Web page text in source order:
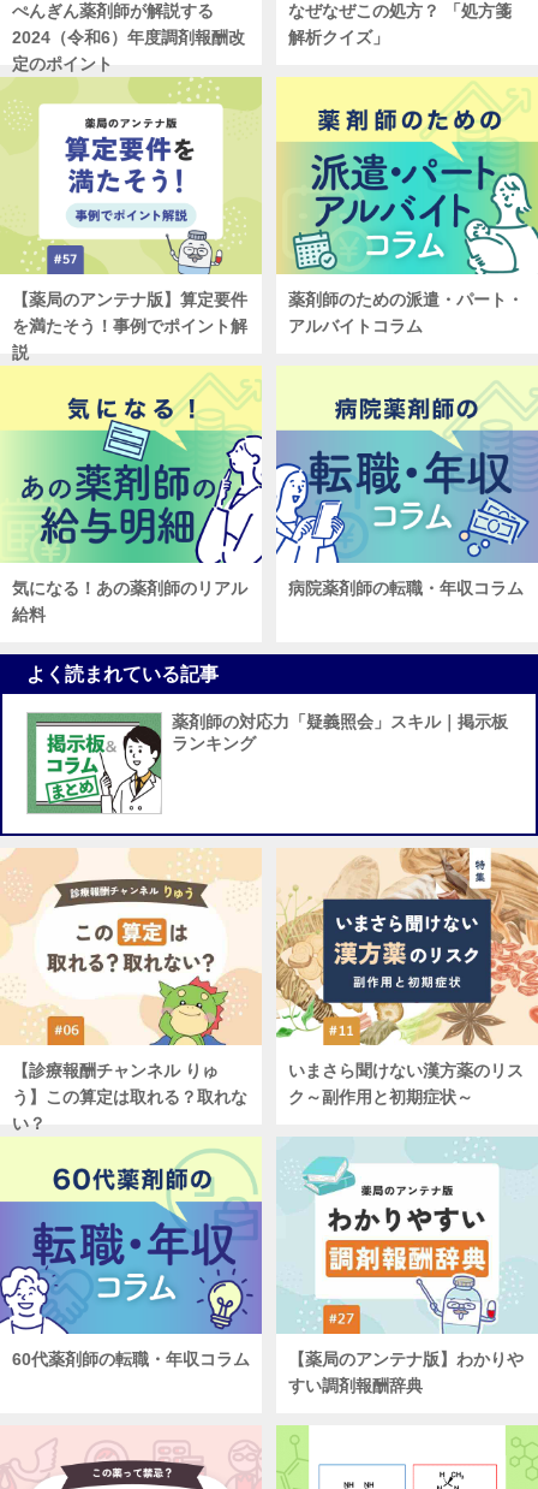
ぺんぎん薬剤師が解説する
2024（令和6）年度調剤報酬改
定のポイント
なぜなぜこの処方？ 「処方箋
解析クイズ」
【薬局のアンテナ版】算定要件
を満たそう！事例でポイント解
説
薬剤師のための派遣・パート・
アルバイトコラム
気になる！あの薬剤師のリアル
給料
病院薬剤師の転職・年収コラム
よく読まれている記事
薬剤師の対応力「疑義照会」スキル｜掲示板
ランキング
【診療報酬チャンネル りゅ
う】この算定は取れる？取れな
い？
いまさら聞けない漢方薬のリス
ク～副作用と初期症状～
60代薬剤師の転職・年収コラム
【薬局のアンテナ版】わかりや
すい調剤報酬辞典